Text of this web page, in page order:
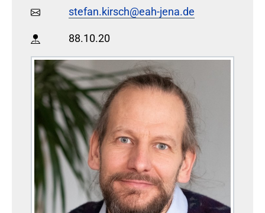
stefan.kirsch@eah-jena.de
88.10.20